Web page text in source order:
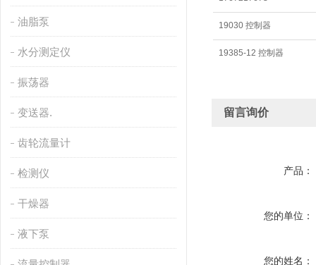
油脂泵
水分测定仪
振荡器
变送器.
齿轮流量计
检测仪
干燥器
液下泵
19030 控制器
19385-12 控制器
留言询价
产品：
您的单位：
您的姓名：